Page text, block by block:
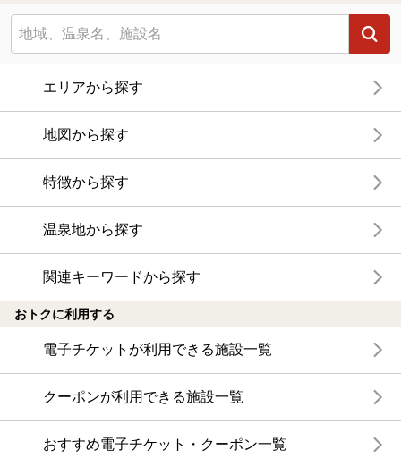
エリアから探す
地図から探す
特徴から探す
温泉地から探す
関連キーワードから探す
おトクに利用する
電子チケットが利用できる施設一覧
クーポンが利用できる施設一覧
おすすめ電子チケット・クーポン一覧